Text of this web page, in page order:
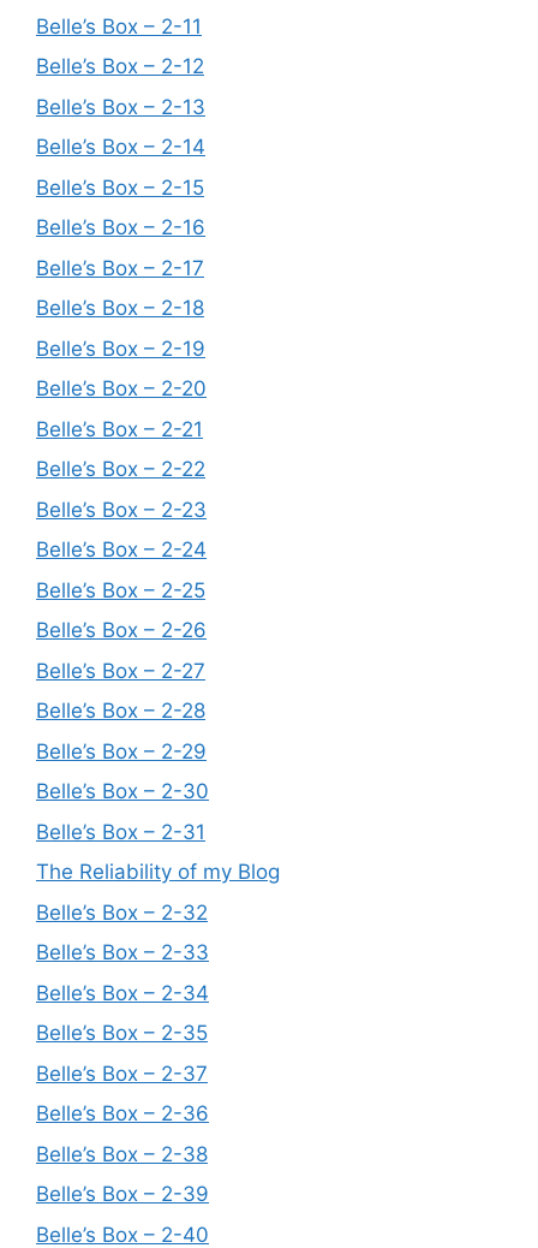
Belle’s Box – 2-11
Belle’s Box – 2-12
Belle’s Box – 2-13
Belle’s Box – 2-14
Belle’s Box – 2-15
Belle’s Box – 2-16
Belle’s Box – 2-17
Belle’s Box – 2-18
Belle’s Box – 2-19
Belle’s Box – 2-20
Belle’s Box – 2-21
Belle’s Box – 2-22
Belle’s Box – 2-23
Belle’s Box – 2-24
Belle’s Box – 2-25
Belle’s Box – 2-26
Belle’s Box – 2-27
Belle’s Box – 2-28
Belle’s Box – 2-29
Belle’s Box – 2-30
Belle’s Box – 2-31
The Reliability of my Blog
Belle’s Box – 2-32
Belle’s Box – 2-33
Belle’s Box – 2-34
Belle’s Box – 2-35
Belle’s Box – 2-37
Belle’s Box – 2-36
Belle’s Box – 2-38
Belle’s Box – 2-39
Belle’s Box – 2-40